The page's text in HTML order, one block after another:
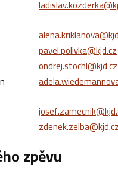
pavel.polivka@kjd.cz
ondrej.stochl@kjd.cz
zpěvu